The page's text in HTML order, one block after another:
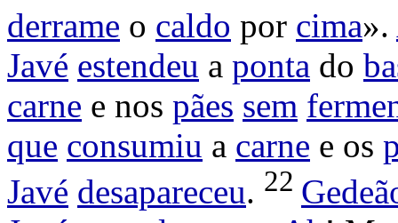
derrame o caldo por cima».
Javé estendeu a ponta do
carne e nos pães sem
que consumiu a carne e os
Javé desapareceu. 22